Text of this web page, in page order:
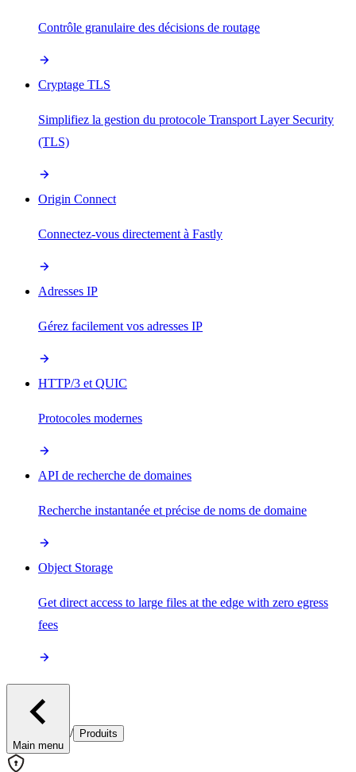
Contrôle granulaire des décisions de routage
Cryptage TLS
Simplifiez la gestion du protocole Transport Layer Security
(TLS)
Origin Connect
Connectez-vous directement à Fastly
Adresses IP
Gérez facilement vos adresses IP
HTTP/3 et QUIC
Protocoles modernes
API de recherche de domaines
Recherche instantanée et précise de noms de domaine
Object Storage
Get direct access to large files at the edge with zero egress
fees
Main menu
/ Produits